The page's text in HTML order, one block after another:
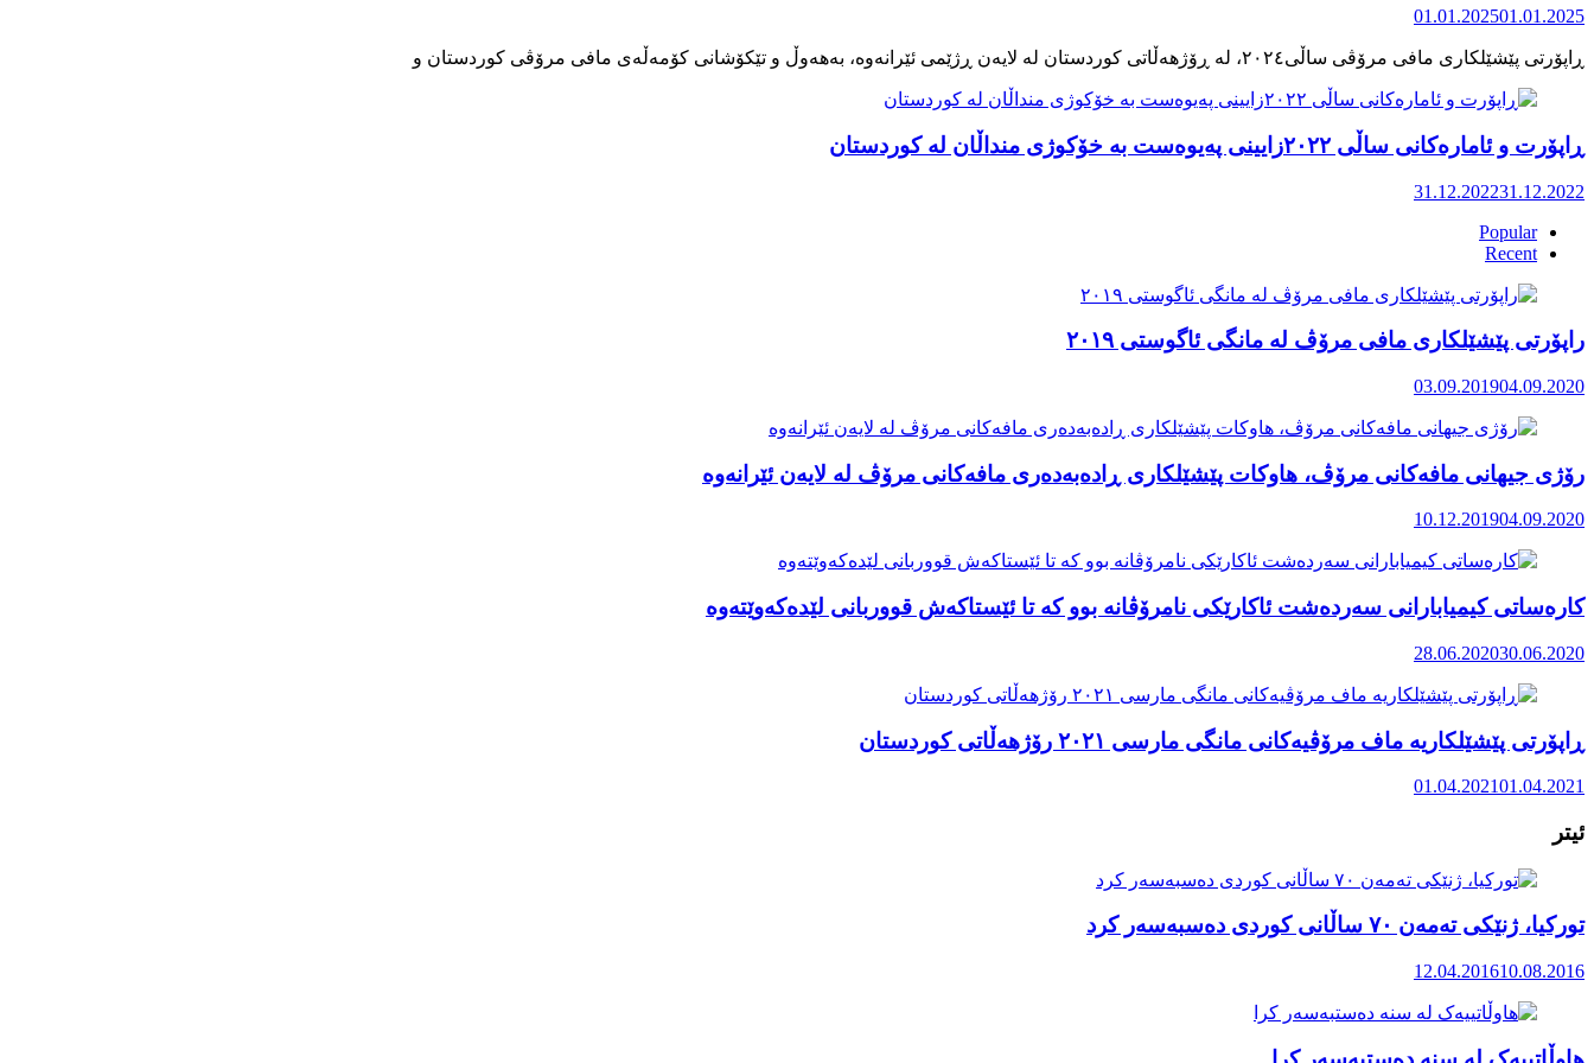
01.01.202501.01.2025
ڕاپۆرت و ئامارەکانی ساڵی ٢٠٢٢زایینی پەیوەست بە خۆکوژی منداڵان لە کوردستان
31.12.202231.12.2022
Popular
Recent
راپۆرتی پێشێلكاری مافی مرۆڤ له‌ مانگی ئاگوستی ٢٠١٩
03.09.201904.09.2020
رۆژی جیهانی مافەکانی مرۆڤ، هاوکات پێشێلکاری ڕادەبەدەری مافەکانی مرۆڤ لە لایەن ئێرانەوە
10.12.201904.09.2020
کارەساتی کیمیابارانی سەردەشت ئاکارێکی نامرۆڤانە بوو کە تا ئێستاکەش قووربانی لێدەکەوێتەوە
28.06.202030.06.2020
ڕاپۆرتی پێشێلکاریە ماف مرۆڤیەکانی مانگی مارسی ٢٠٢١ رۆژهەڵاتی کوردستان
01.04.202101.04.2021
ئیتر
تورکیا، ژنێکی تەمەن ۷۰ ساڵانی کوردی دەسبەسەر کرد
12.04.201610.08.2016